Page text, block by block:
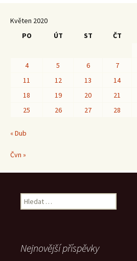
Květen 2020
PO
ÚT ST ČT
4
5 6 7
11
12 13 14
18
19 20 21
25
26 27 28
« Dub
Čvn »
Vyhledávání
Nejnovější příspěvky